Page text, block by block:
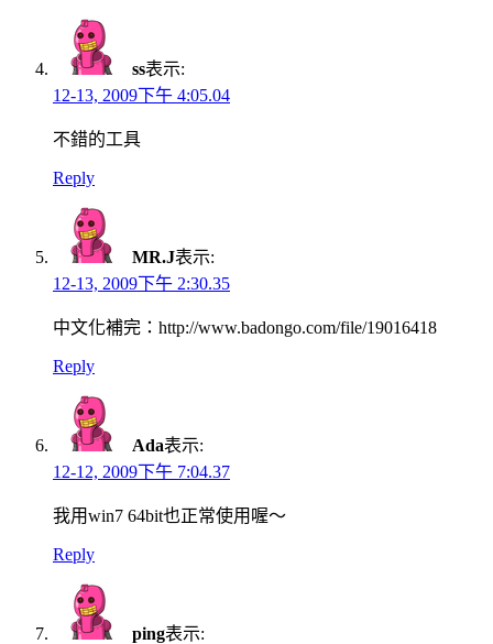
ss表示:
12-13, 2009下午 4:05.04
不錯的工具
Reply
MR.J表示:
12-13, 2009下午 2:30.35
中文化補完：http://www.badongo.com/file/19016418
Reply
Ada表示:
12-12, 2009下午 7:04.37
我用win7 64bit也正常使用喔～
Reply
ping表示: